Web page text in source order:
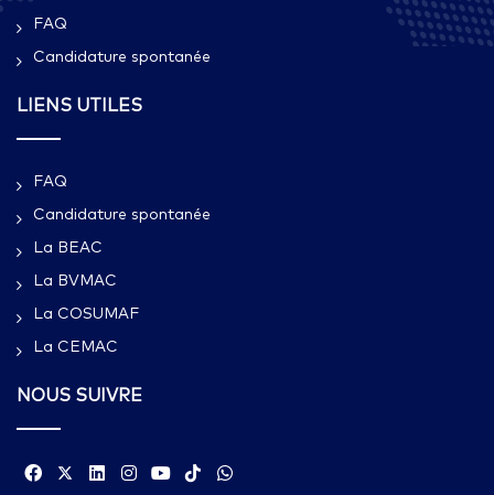
FAQ
Candidature spontanée
LIENS UTILES
FAQ
Candidature spontanée
La BEAC
La BVMAC
La COSUMAF
La CEMAC
NOUS SUIVRE